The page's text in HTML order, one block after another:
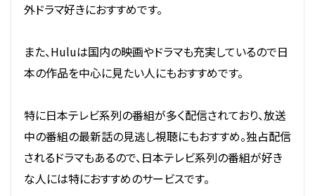
外ドラマ好きにおすすめです。
また、Huluは国内の映画やドラマも充実しているので日
本の作品を中心に見たい人にもおすすめです。
特に日本テレビ系列の番組が多く配信されており、放送
中の番組の最新話の見逃し視聴にもおすすめ。独占配信
されるドラマもあるので、日本テレビ系列の番組が好き
な人には特におすすめのサービスです。